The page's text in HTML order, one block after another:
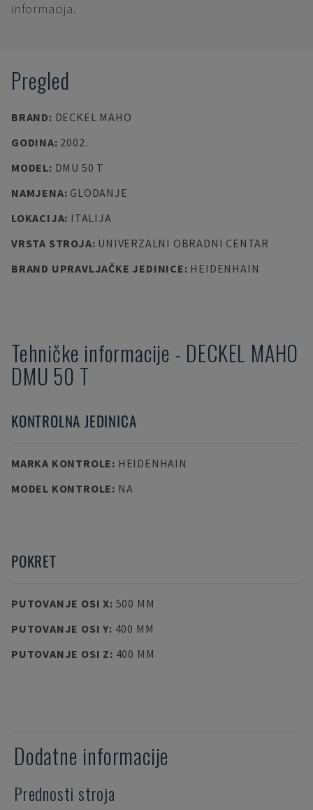
informacija.
Pregled
BRAND: DECKEL MAHO
GODINA: 2002.
MODEL: DMU 50 T
NAMJENA: GLODANJE
LOKACIJA: ITALIJA
VRSTA STROJA: UNIVERZALNI OBRADNI CENTAR
BRAND UPRAVLJAČKE JEDINICE: HEIDENHAIN
Tehničke informacije - DECKEL MAHO
DMU 50 T
KONTROLNA JEDINICA
MARKA KONTROLE: HEIDENHAIN
MODEL KONTROLE: NA
POKRET
PUTOVANJE OSI X: 500 MM
PUTOVANJE OSI Y: 400 MM
PUTOVANJE OSI Z: 400 MM
Dodatne informacije
Prednosti stroja